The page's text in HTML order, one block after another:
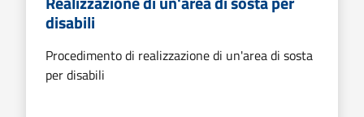
disabili
Procedimento di realizzazione di un'area di sosta
per disabili